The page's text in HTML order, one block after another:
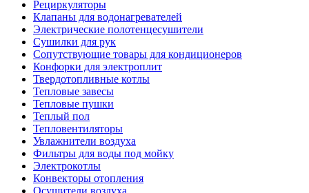
Рециркуляторы
Клапаны для водонагревателей
Электрические полотенцесушители
Сушилки для рук
Сопутствующие товары для кондиционеров
Конфорки для электроплит
Твердотопливные котлы
Тепловые завесы
Тепловые пушки
Теплый пол
Тепловентиляторы
Увлажнители воздуха
Фильтры для воды под мойку
Электрокотлы
Конвекторы отопления
Осушители воздуха